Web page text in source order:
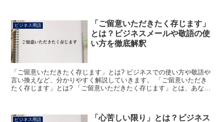
ビジネス用語
「ご留意いただきたく存じます」
とは？ビジネスメールや敬語の使
い方を徹底解釈
「ご留意いただきたく存じます」とは? ビジネスでの使い方や敬語や
言い換えなど、分かりやすく解説していきます。 「ご留意いただき
たく存じます」とは? 「ご留意いただきたく存じます」とは、あなた
ビジネス用語
「心苦しい限り」とは？ビジネス